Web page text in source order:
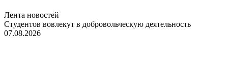
Лента новостей
Студентов вовлекут в добровольческую деятельность
07.08.2026